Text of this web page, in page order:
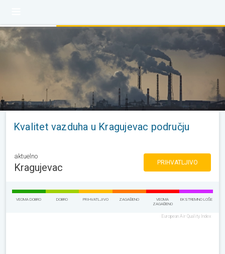
Kvalitet vazduha u Kragujevac području
aktuelno
Kragujevac PRIHVATLJIVO
VEOMA DOBRO DOBRO PRIHVATLJIVO ZAGAĐENO
VEOMA
ZAGAĐENO
EKSTREMNO LOŠE
European Air Quality Index